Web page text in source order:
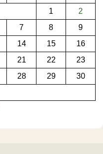
1
2
7 8
9
14 15
16
21 22
23
28 29
30